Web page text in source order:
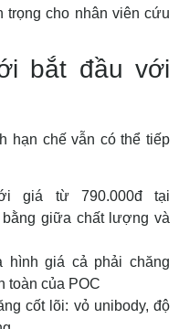
trọng cho nhân viên cứu
bắt đầu với
hạn chế vẫn có thể tiếp
giá từ 790.000đ tại
giữa chất lượng và
hình giá cả phải chăng
toàn của POC
cốt lõi: vỏ unibody, độ